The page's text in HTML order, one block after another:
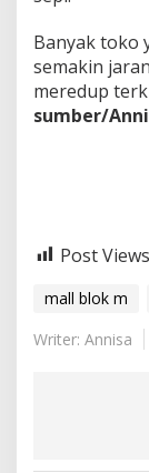
Banyak toko
semakin
meredup
sumber/
Post
mall blok m
Writer: Annisa